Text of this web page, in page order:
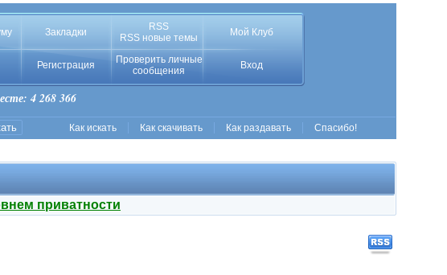
Закладки
RSS
RSS новые темы
Мой Клуб
Регистрация
Проверить личные
сообщения
Вход
4 268 366
Как искать Как скачивать Как раздавать Спасибо!
приватности